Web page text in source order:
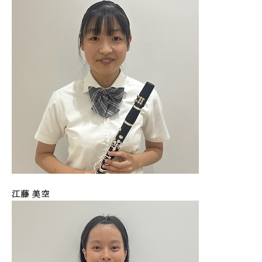
江藤 美空